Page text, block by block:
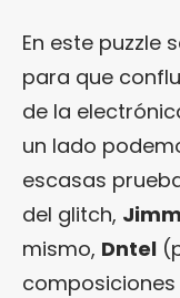
En este puzzle
para que
de la
un lado
escasas
del glitch,
mismo, Dntel